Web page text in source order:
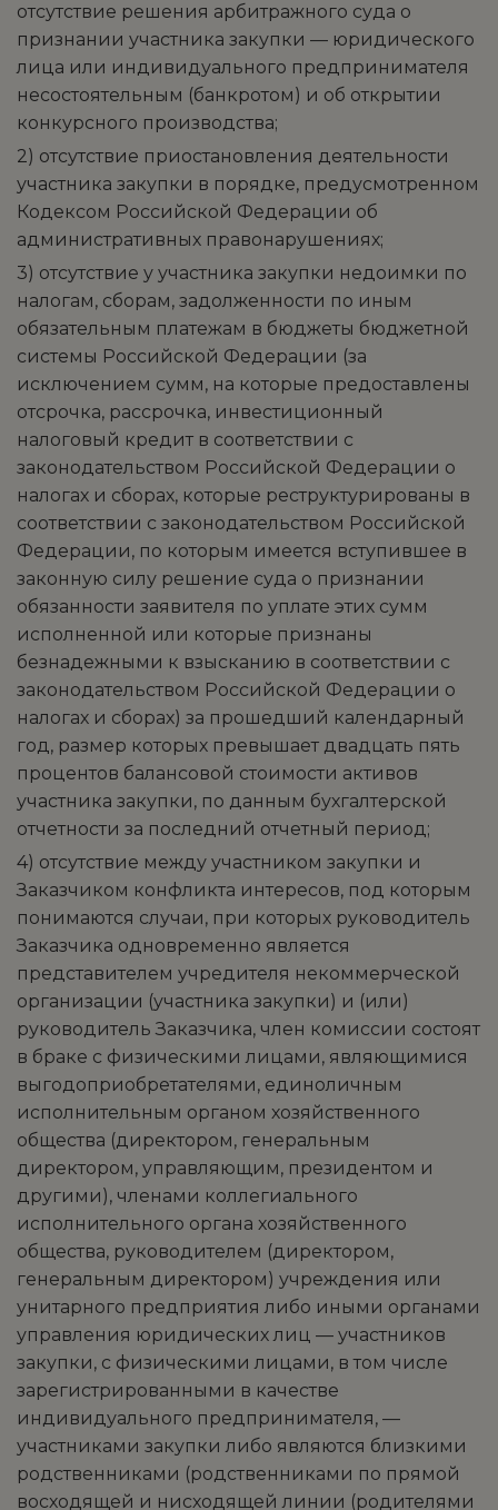
отсутствие решения арбитражного суда о
признании участника закупки — юридического
лица или индивидуального предпринимателя
несостоятельным (банкротом) и об открытии
конкурсного производства;
2) отсутствие приостановления деятельности
участника закупки в порядке, предусмотренном
Кодексом Российской Федерации об
административных правонарушениях;
3) отсутствие у участника закупки недоимки по
налогам, сборам, задолженности по иным
обязательным платежам в бюджеты бюджетной
системы Российской Федерации (за
исключением сумм, на которые предоставлены
отсрочка, рассрочка, инвестиционный
налоговый кредит в соответствии с
законодательством Российской Федерации о
налогах и сборах, которые реструктурированы в
соответствии с законодательством Российской
Федерации, по которым имеется вступившее в
законную силу решение суда о признании
обязанности заявителя по уплате этих сумм
исполненной или которые признаны
безнадежными к взысканию в соответствии с
законодательством Российской Федерации о
налогах и сборах) за прошедший календарный
год, размер которых превышает двадцать пять
процентов балансовой стоимости активов
участника закупки, по данным бухгалтерской
отчетности за последний отчетный период;
4) отсутствие между участником закупки и
Заказчиком конфликта интересов, под которым
понимаются случаи, при которых руководитель
Заказчика одновременно является
представителем учредителя некоммерческой
организации (участника закупки) и (или)
руководитель Заказчика, член комиссии состоят
в браке с физическими лицами, являющимися
выгодоприобретателями, единоличным
исполнительным органом хозяйственного
общества (директором, генеральным
директором, управляющим, президентом и
другими), членами коллегиального
исполнительного органа хозяйственного
общества, руководителем (директором,
генеральным директором) учреждения или
унитарного предприятия либо иными органами
управления юридических лиц — участников
закупки, с физическими лицами, в том числе
зарегистрированными в качестве
индивидуального предпринимателя, —
участниками закупки либо являются близкими
родственниками (родственниками по прямой
восходящей и нисходящей линии (родителями